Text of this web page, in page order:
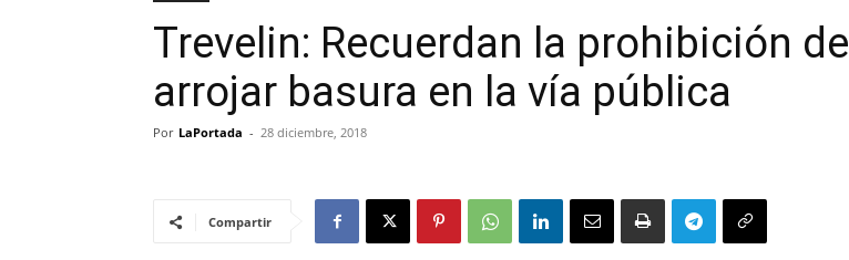
Trevelin: Recuerdan la prohibición de
arrojar basura en la vía pública
Por LaPortada - 28 diciembre, 2018
Compartir